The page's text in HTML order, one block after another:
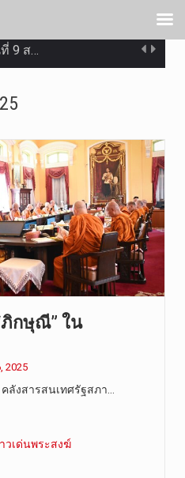
9 ส…
7 ส…
วันที…
วันที…
เด็จเกี…
ที่ 9 ส…
กษุณี” ใน
2025
ลังสารสนเทศรัฐสภา…
วเด่นพระสงฆ์